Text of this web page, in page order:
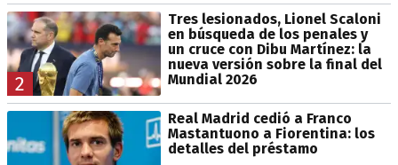
2
Tres lesionados, Lionel Scaloni
en búsqueda de los penales y
un cruce con Dibu Martínez: la
nueva versión sobre la final del
Mundial 2026
Real Madrid cedió a Franco
Mastantuono a Fiorentina: los
detalles del préstamo